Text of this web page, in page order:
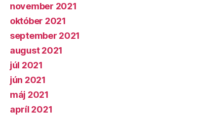
november 2021
október 2021
september 2021
august 2021
júl 2021
jún 2021
máj 2021
apríl 2021